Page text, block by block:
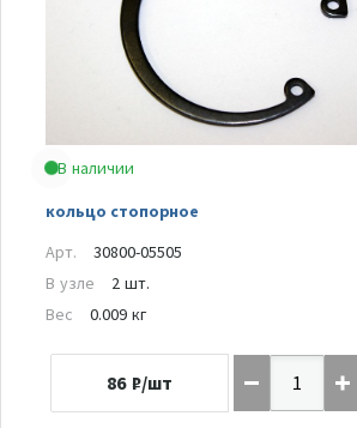
В наличии
кольцо стопорное
Арт.
30800-05505
В узле
2 шт.
Вес
0.009 кг
86 ₽/шт